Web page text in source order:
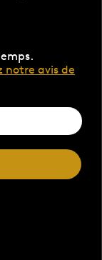
notre avis de